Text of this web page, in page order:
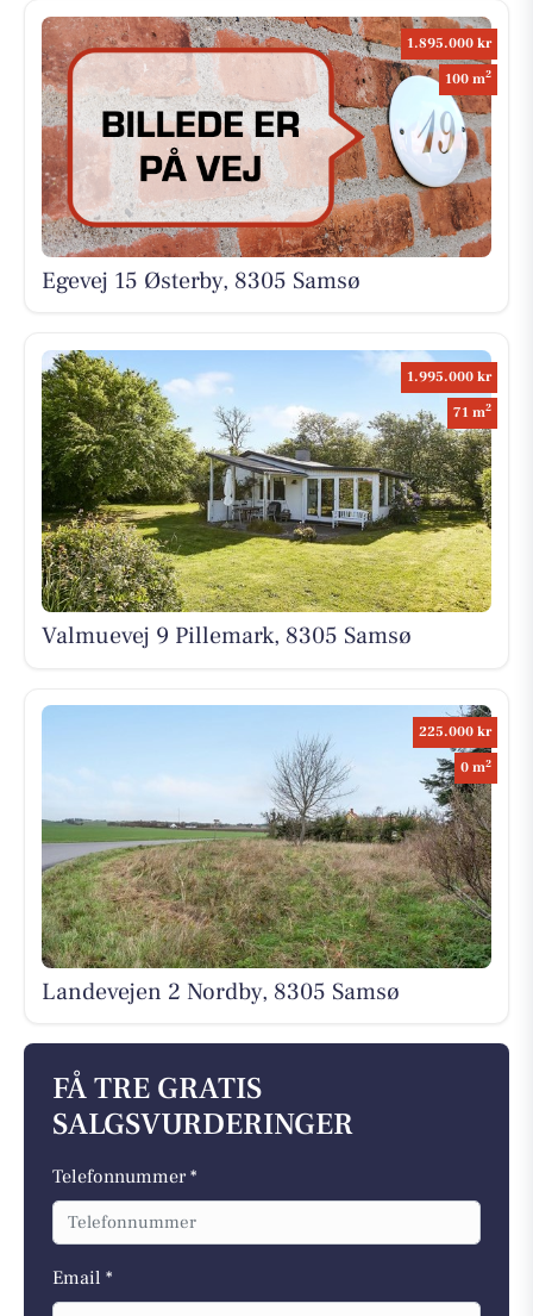
1.895.000 kr
100 m2
Egevej 15 Østerby, 8305 Samsø
1.995.000 kr
71 m2
Valmuevej 9 Pillemark, 8305 Samsø
225.000 kr
0 m2
Landevejen 2 Nordby, 8305 Samsø
FÅ TRE GRATIS
SALGSVURDERINGER
Telefonnummer *
Email *